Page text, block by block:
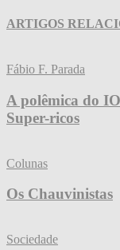
ARTIGOS
Fábio F. Parada
A polêmica do
Super-ricos
Colunas
Os Chauvinistas
Sociedade